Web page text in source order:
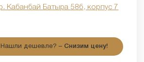
Кабанбай Батыра 58б, корпус 7
Нашли дешевле? – Снизим цену!